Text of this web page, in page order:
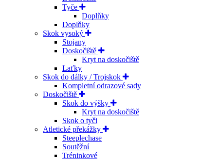
Tyče
Doplňky
Doplňky
Skok vysoký
Stojany
Doskočiště
Kryt na doskočiště
Laťky
Skok do dálky / Trojskok
Kompletní odrazové sady
Doskočiště
Skok do výšky
Kryt na doskočiště
Skok o tyči
Atletické překážky
Steeplechase
Soutěžní
Tréninkové